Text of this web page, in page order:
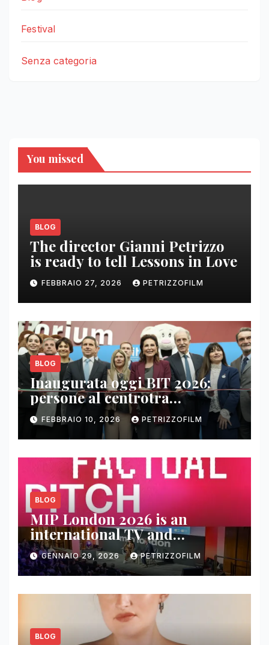
Festival
Senza categoria
You missed
BLOG
The director Gianni Petrizzo
is ready to tell Lessons in Love
FEBBRAIO 27, 2026 PETRIZZOFILM
BLOG
Inaugurata oggi BIT 2026:
persone al centrotra
contenuti, relazioni e business
FEBBRAIO 10, 2026 PETRIZZOFILM
BLOG
MIP London 2026 is an
international TV and
streaming content market
GENNAIO 29, 2026 PETRIZZOFILM
BLOG